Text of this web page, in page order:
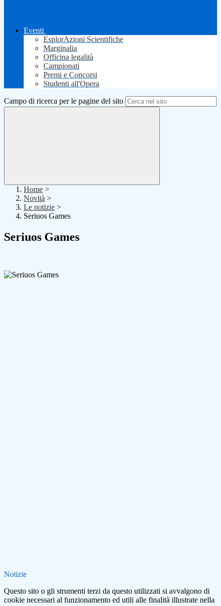
Eventi
EsplorAzioni Scientifiche
Marginalia
Officina legalità
Campionati
Premi e Concorsi
Studenti all'Opera
Campo di ricerca per le pagine del sito
Home >
Novità >
Le notizie >
Seriuos Games
Seriuos Games
Notizie
Questo sito o gli strumenti terzi da questo utilizzati si avvalgono di
cookie necessari al funzionamento ed utili alle finalità illustrate nella